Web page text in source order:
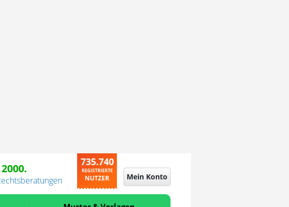
735.740
REGISTRIERTE
NUTZER Mein Konto